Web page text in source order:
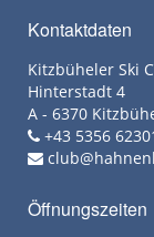
Kontaktdaten
Kitzbüheler Ski
Hinterstadt 4
A - 6370
+43 5356
Öffnungszeiten